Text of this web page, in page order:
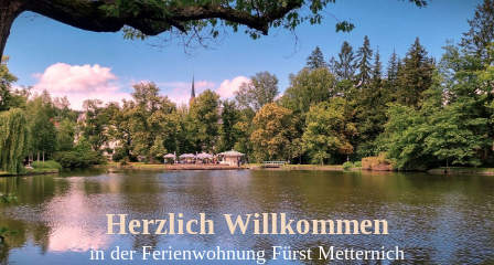
Herzlich Willkommen
in der Ferienwohnung Fürst Metternich